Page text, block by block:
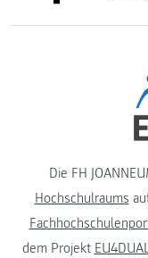
Die FH
Hochschulraums
dem Projekt